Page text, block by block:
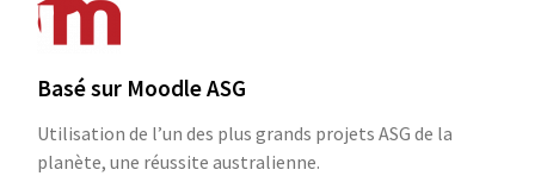
Basé sur Moodle ASG
Utilisation de l’un des plus grands projets ASG de la
planète, une réussite australienne.